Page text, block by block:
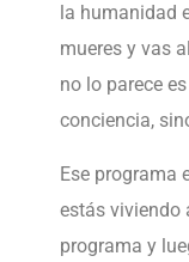
la humanidad
mueres y vas
no lo parece
conciencia,
Ese programa
estás viviendo
programa y